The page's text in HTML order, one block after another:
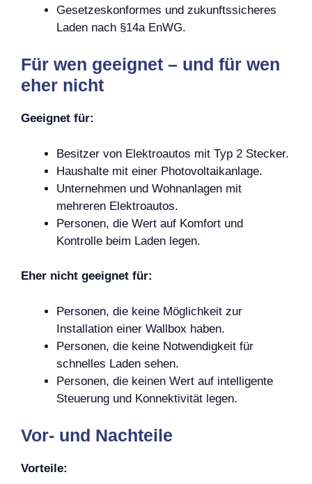
Gesetzeskonformes und zukunftssicheres
Laden nach §14a EnWG.
Für wen geeignet – und für wen
eher nicht
Geeignet für:
Besitzer von Elektroautos mit Typ 2 Stecker.
Haushalte mit einer Photovoltaikanlage.
Unternehmen und Wohnanlagen mit
mehreren Elektroautos.
Personen, die Wert auf Komfort und
Kontrolle beim Laden legen.
Eher nicht geeignet für:
Personen, die keine Möglichkeit zur
Installation einer Wallbox haben.
Personen, die keine Notwendigkeit für
schnelles Laden sehen.
Personen, die keinen Wert auf intelligente
Steuerung und Konnektivität legen.
Vor- und Nachteile
Vorteile: